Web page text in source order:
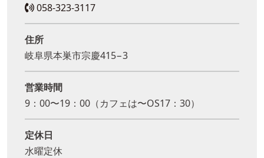
058-323-3117
住所
岐阜県本巣市宗慶415−3
営業時間
9：00〜19：00（カフェは〜OS17：30）
定休日
水曜定休